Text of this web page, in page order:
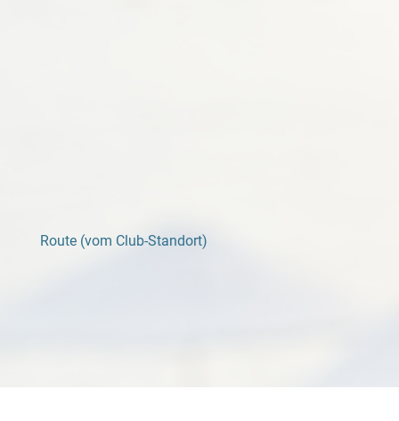
Route (vom Club-Standort)